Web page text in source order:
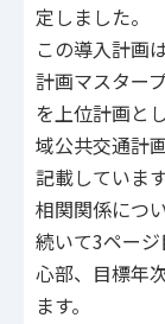
定しました。
この導入計画
計画マスター
を上位計画と
域公共交通計
記載しています
相関関係につ
続いて3ペー
心部、目標年
ます。